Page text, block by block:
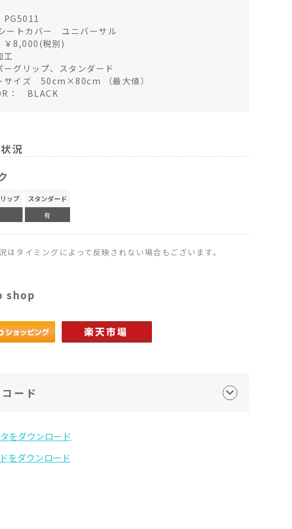
プ １㎠当たり10凸
ートカバー ユニバーサル
8,000(税別)
工
ーグリップ、スタンダード
サイズ 50cm×80cm （最大値）
： BLACK
況
ップ
スタンダード
有
はタイミングによって反映されない場合もございます。
shop
ード